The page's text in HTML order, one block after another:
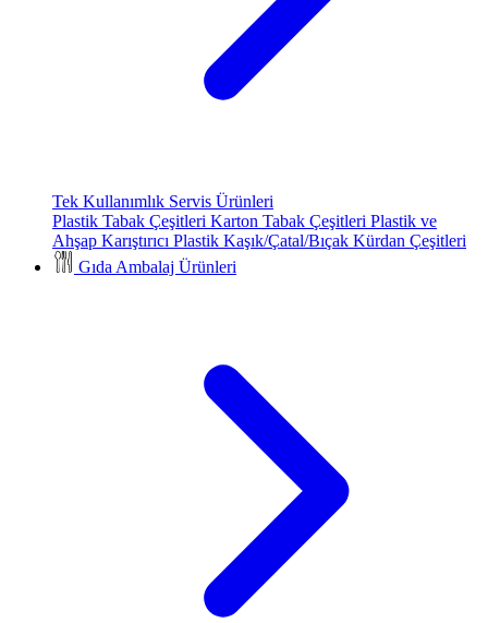
Tek Kullanımlık Servis Ürünleri
Plastik Tabak Çeşitleri Karton Tabak Çeşitleri Plastik ve
Ahşap Karıştırıcı Plastik Kaşık/Çatal/Bıçak Kürdan Çeşitleri
Gıda Ambalaj Ürünleri